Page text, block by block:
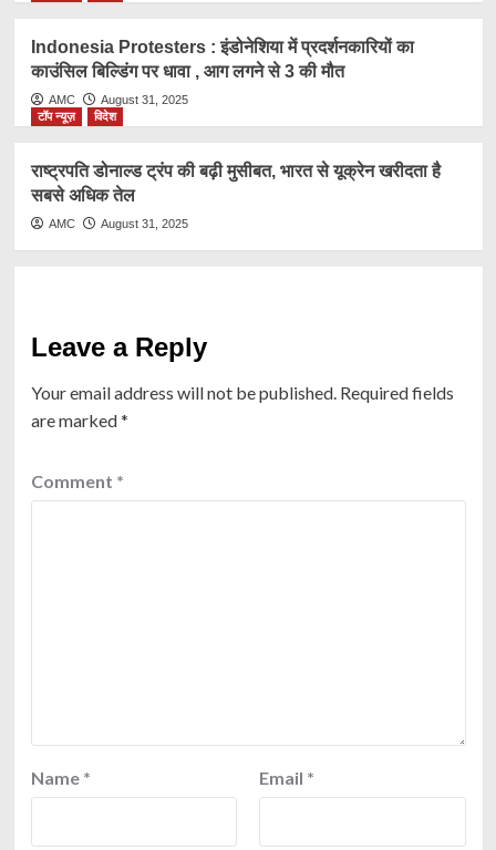
Indonesia Protesters : इंडोनेशिया में प्रदर्शनकारियों का
काउंसिल बिल्डिंग पर धावा , आग लगने से 3 की मौत
AMC
August 31, 2025
टॉप न्यूज़
विदेश
राष्ट्रप​ति डोनाल्ड ट्रंप की बढ़ी मुसीबत, भारत से यूक्रेन खरीदता है
सबसे अधिक तेल
AMC August 31, 2025
Leave a Reply
Your email address will not be published. Required fields
are marked*
Comment *
Name * Email *